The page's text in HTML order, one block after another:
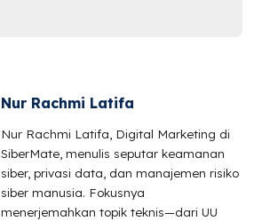
Nur Rachmi Latifa
Nur Rachmi Latifa, Digital Marketing di
SiberMate, menulis seputar keamanan
siber, privasi data, dan manajemen risiko
siber manusia. Fokusnya
menerjemahkan topik teknis—dari UU